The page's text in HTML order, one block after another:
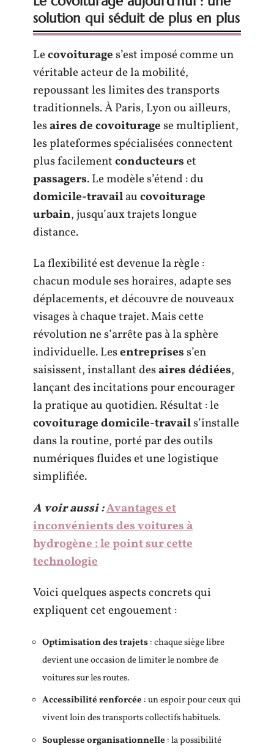
solution qui séduit de plus en plus
Lecovoiturages’est imposé comme un
véritable acteur de la mobilité,
repoussant les limites des transports
traditionnels. À Paris, Lyon ou ailleurs,
lesaires de covoituragese multiplient,
les plateformes spécialisées connectent
plus facilementconducteurset
passagers. Le modèle s’étend : du
domicile-travailaucovoiturage
urbain, jusqu’aux trajets longue
distance.
La flexibilité est devenue la règle :
chacun module ses horaires, adapte ses
déplacements, et découvre de nouveaux
visages à chaque trajet. Mais cette
révolution ne s’arrête pas à la sphère
individuelle. Lesentreprisess’en
saisissent, installant desaires dédiées,
lançant des incitations pour encourager
la pratique au quotidien. Résultat : le
covoiturage domicile-travails’installe
dans la routine, porté par des outils
numériques fluides et une logistique
simplifiée.
A voir aussi :Avantages et
inconvénients des voitures à
hydrogène : le point sur cette
technologie
Voici quelques aspects concrets qui
expliquent cet engouement :
Optimisation des trajets: chaque siège libre
devient une occasion de limiter le nombre de
voitures sur les routes.
Accessibilité renforcée : un espoir pour ceux qui
vivent loin des transports collectifs habituels.
Souplesse organisationnelle : la possibilité